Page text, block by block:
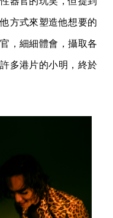
方式來塑造他想要的
，細細體會，攝取各
多港片的小明，終於